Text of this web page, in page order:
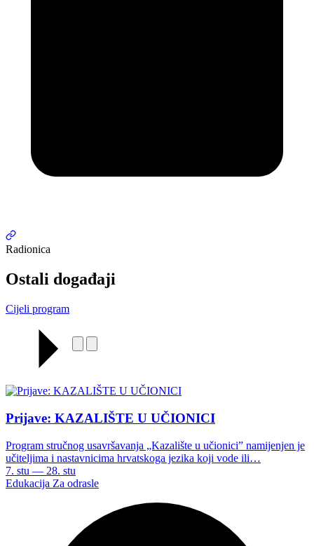
Radionica
Ostali događaji
Cijeli program
Prijave: KAZALIŠTE U UČIONICI
Program stručnog usavršavanja „Kazalište u učionici” namijenjen je
učiteljima i nastavnicima hrvatskoga jezika koji vode ili…
7. stu — 28. stu
Edukacija Za odrasle